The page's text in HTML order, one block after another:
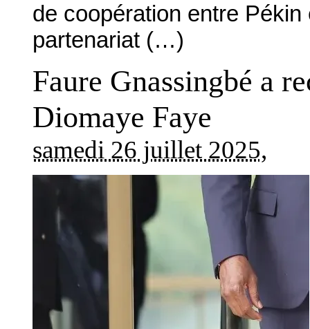
de coopération entre
partenariat (…)
Faure Gnassingbé a
Diomaye Faye
samedi 26 juillet 2025,